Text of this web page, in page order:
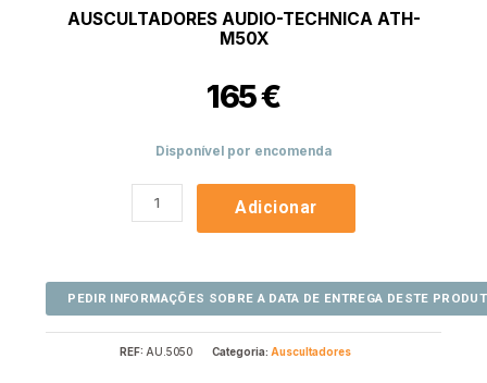
AUSCULTADORES AUDIO-TECHNICA ATH-
M50X
165€
Disponível por encomenda
Audio-
Technica
Adicionar
REF: AU.5050 Categoria: Auscultadores